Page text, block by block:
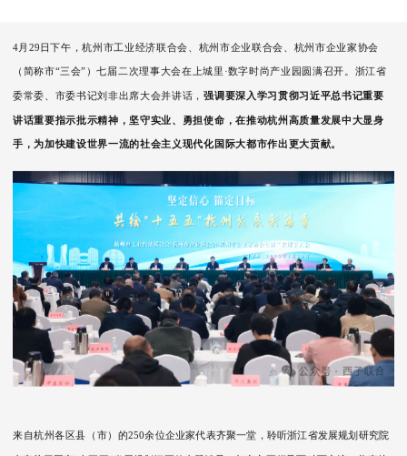
4月29日下午，杭州市工业经济联合会、杭州市企业联合会、杭州市企业家协会
（简称市“三会”）七届二次理事大会在上城里·数字时尚产业园圆满召开。浙江省
委常委、市委书记刘非出席大会并讲话，强调要深入学习贯彻习近平总书记重要
讲话重要指示批示精神，坚守实业、勇担使命，在推动杭州高质量发展中大显身
手，为加快建设世界一流的社会主义现代化国际大都市作出更大贡献。
来自杭州各区县（市）的250余位企业家代表齐聚一堂，聆听浙江省发展规划研究院